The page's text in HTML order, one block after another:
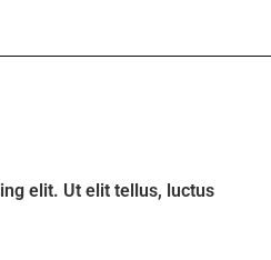
elit. Ut elit tellus, luctus